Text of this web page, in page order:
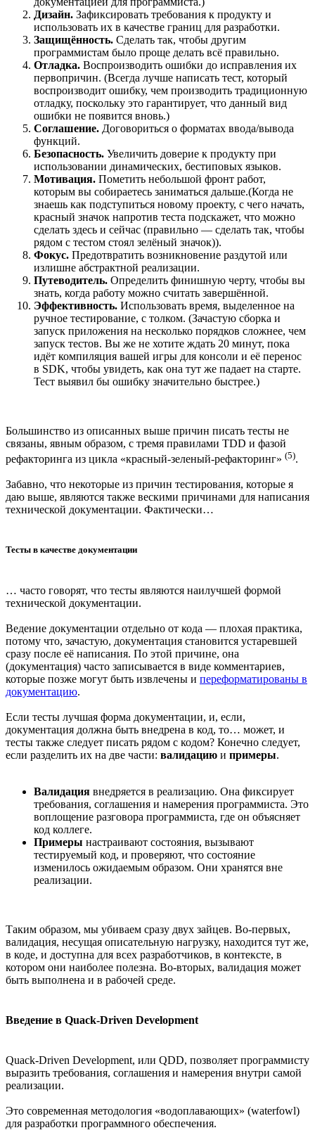
Дизайн. Зафиксировать требования к продукту и
использовать их в качестве границ для разработки.
Защищённость. Сделать так, чтобы другим
программистам было проще делать всё правильно.
Отладка. Воспроизводить ошибки до исправления их
первопричин. (Всегда лучше написать тест, который
воспроизводит ошибку, чем производить традиционную
отладку, поскольку это гарантирует, что данный вид
ошибки не появится вновь.)
Соглашение. Договориться о форматах ввода/вывода
функций.
Безопасность. Увеличить доверие к продукту при
использовании динамических, бестиповых языков.
Мотивация. Пометить небольшой фронт работ,
которым вы собираетесь заниматься дальше.(Когда не
знаешь как подступиться новому проекту, с чего начать,
красный значок напротив теста подскажет, что можно
сделать здесь и сейчас (правильно — сделать так, чтобы
рядом с тестом стоял зелёный значок)).
Фокус. Предотвратить возникновение раздутой или
излишне абстрактной реализации.
Путеводитель. Определить финишную черту, чтобы вы
знать, когда работу можно считать завершённой.
Эффективность. Использовать время, выделенное на
ручное тестирование, с толком. (Зачастую сборка и
запуск приложения на несколько порядков сложнее, чем
запуск тестов. Вы же не хотите ждать 20 минут, пока
идёт компиляция вашей игры для консоли и её перенос
в SDK, чтобы увидеть, как она тут же падает на старте.
Тест выявил бы ошибку значительно быстрее.)
Большинство из описанных выше причин писать тесты не
связаны, явным образом, с тремя правилами TDD и фазой
рефакторинга из цикла «красный-зеленый-рефакторинг» (5).
Забавно, что некоторые из причин тестирования, которые я
даю выше, являются также вескими причинами для написания
технической документации. Фактически…
Тесты в качестве документации
… часто говорят, что тесты являются наилучшей формой
технической документации.
Ведение документации отдельно от кода — плохая практика,
потому что, зачастую, документация становится устаревшей
сразу после её написания. По этой причине, она
(документация) часто записывается в виде комментариев,
которые позже могут быть извлечены и переформатированы в
документацию.
Если тесты лучшая форма документации, и, если,
документация должна быть внедрена в код, то… может, и
тесты также следует писать рядом с кодом? Конечно следует,
если разделить их на две части: валидацию и примеры.
Валидация внедряется в реализацию. Она фиксирует
требования, соглашения и намерения программиста. Это
воплощение разговора программиста, где он объясняет
код коллеге.
Примеры настраивают состояния, вызывают
тестируемый код, и проверяют, что состояние
изменилось ожидаемым образом. Они хранятся вне
реализации.
Таким образом, мы убиваем сразу двух зайцев. Во-первых,
валидация, несущая описательную нагрузку, находится тут же,
в коде, и доступна для всех разработчиков, в контексте, в
котором они наиболее полезна. Во-вторых, валидация может
быть выполнена и в рабочей среде.
Введение в Quack-Driven Development
Quack-Driven Development, или QDD, позволяет программисту
выразить требования, соглашения и намерения внутри самой
реализации.
Это современная методология «водоплавающих» (waterfowl)
для разработки программного обеспечения.